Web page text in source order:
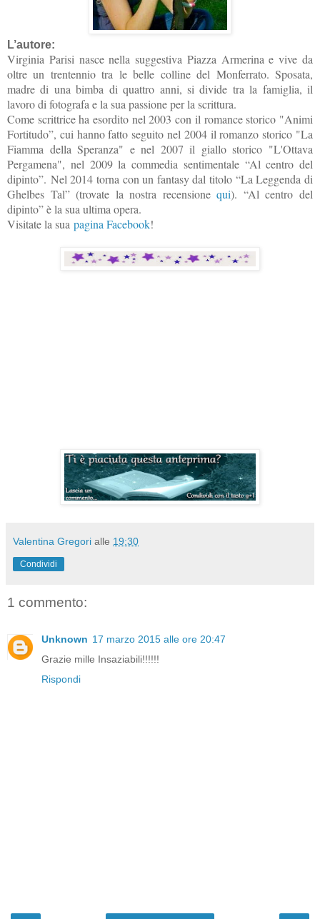
L’autore:
Virginia Parisi nasce nella suggestiva Piazza Armerina e vive da
oltre un trentennio tra le belle colline del Monferrato. Sposata,
madre di una bimba di quattro anni, si divide tra la famiglia, il
lavoro di fotografa e la sua passione per la scrittura.
Come scrittrice ha esordito nel 2003 con il romance storico "Animi
Fortitudo”, cui hanno fatto seguito nel 2004 il romanzo storico "La
Fiamma della Speranza" e nel 2007 il giallo storico "L'Ottava
Pergamena", nel 2009 la commedia sentimentale “Al centro del
dipinto”. Nel 2014 torna con un fantasy dal titolo “La Leggenda di
Ghelbes Tal” (trovate la nostra recensionequi). “Al centro del
dipinto” è la sua ultima opera.
Visitate la sua pagina Facebook!
Valentina Gregori alle 19:30
Condividi
1 commento:
Unknown 17 marzo 2015 alle ore 20:47
Grazie mille Insaziabili!!!!!!
Rispondi